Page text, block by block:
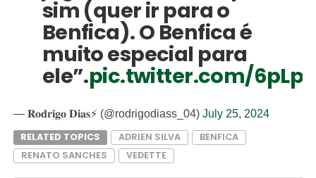
sim (quer ir para o
Benfica). O Benfica é
muito especial para
ele”.pic.twitter.com/
— 𝐑𝐨𝐝𝐫𝐢𝐠𝐨 𝐃𝐢𝐚𝐬⚡ (@rodrigodiass_04) July 25, 2024
RELATED TOPICS
ADRIEN SILVA
BENFICA
RENATO SANCHES
VEDETTE